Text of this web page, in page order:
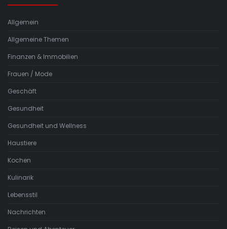
Allgemein
Allgemeine Themen
Finanzen & Immobilien
Frauen / Mode
Geschäft
Gesundheit
Gesundheit und Wellness
Haustiere
Kochen
Kulinarik
Lebensstil
Nachrichten